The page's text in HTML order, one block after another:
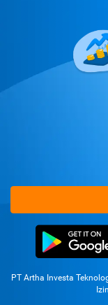
PT Artha Investa